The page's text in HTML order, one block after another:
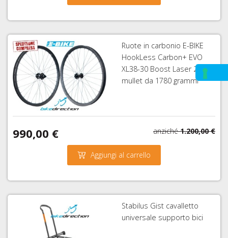
Ruote in carbonio E-BIKE
HookLess Carbon+ EVO
XL38-30 Boost Laser 29er e
mullet da 1780 grammi
990,00 € anziché 1.200,00 €
Aggiungi al carrello
Stabilus Gist cavalletto
universale supporto bici